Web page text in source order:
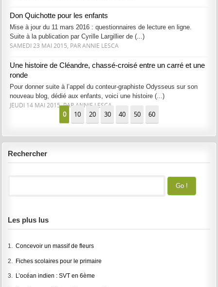
Don Quichotte pour les enfants
Mise à jour du 11 mars 2016 : questionnaires de lecture en ligne.
Suite à la publication par Cyrille Largillier de (...)
SAMEDI 23 MAI 2015, PAR ANNIE LESCA
Une histoire de Cléandre, chassé-croisé entre un carré et une
ronde
Pour donner suite à l’appel du conteur-graphiste Odysseus sur son
nouveau blog, dédié aux enfants, voici une histoire (...)
JEUDI 14 MAI 2015, PAR ANNIE LESCA
0 10 20 30 40 50 60
Rechercher
Les plus lus
1.Concevoir un massif de fleurs
2. Fiches scolaires pour le primaire
3. L’océan indien : SVT en 6ème